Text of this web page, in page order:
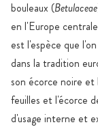
bouleaux (Betulaceae
en l'Europe
est l'espèce que
dans la tradition
son écorce noire
feuilles et l'écorce
d'usage interne et